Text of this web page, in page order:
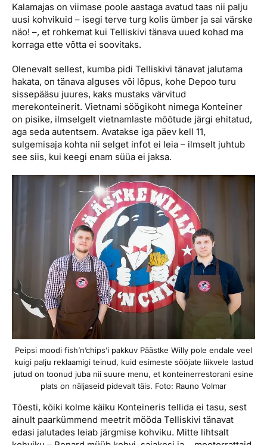
Kalamajas on viimase poole aastaga avatud taas nii palju
uusi kohvikuid – isegi terve turg kolis ümber ja sai värske
näo! –, et rohkemat kui Tellis­kivi tänava uued kohad ma
korraga ette võtta ei soovitaks.
Olenevalt sellest, kumba pidi Telliskivi tänavat jalutama
hakata, on tänava alguses või lõpus, kohe Depoo turu
sissepääsu juures, kaks mustaks värvitud
merekonteinerit. Vietnami söögikoht nimega Konteiner
on pisike, ilmselgelt vietnamlaste mõõtude järgi ehitatud,
aga seda autentsem. Avatakse iga päev kell 11,
sulgemisaja kohta nii selget infot ei leia – ilmselt juhtub
see siis, kui keegi enam süüa ei jaksa.
Peipsi moodi fish’n’chips’i pakkuv Päästke Willy pole endale veel
kuigi palju reklaamigi teinud, kuid esimeste sööjate liikvele lastud
jutud on toonud juba nii suure menu, et konteinerrestorani esine
plats on näljaseid pidevalt täis. Foto: Rauno Volmar
Tõesti, kõiki kolme käiku Konteineris tellida ei tasu, sest
ainult paarkümmend meetrit mööda Telliskivi tänavat
edasi jalutades leiab järgmise kohviku. Mitte lihtsalt